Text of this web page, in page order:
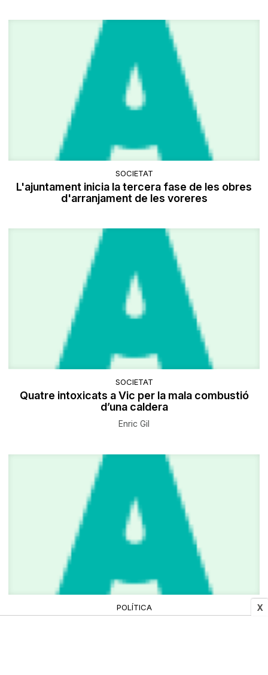
X
SOCIETAT
L'ajuntament inicia la tercera fase de les obres
d'arranjament de les voreres
SOCIETAT
Quatre intoxicats a Vic per la mala combustió
d’una caldera
Enric Gil
POLÍTICA